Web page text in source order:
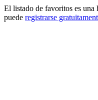
El listado de favoritos es una
puede registrarse